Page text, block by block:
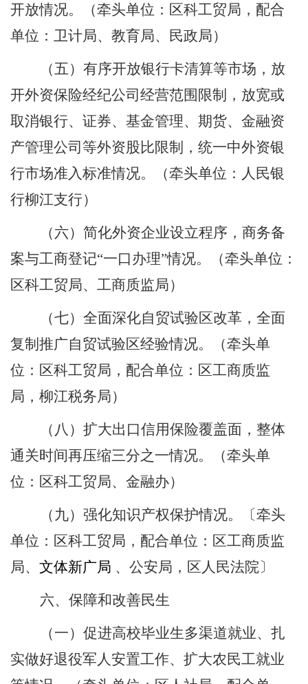
开放情况。
（牵头单位：区科工贸局，配合
单位：卫计局、教育局、民政局）
（五）有序开放银行卡清算等市场，放
开外资保险经纪公司经营范围限制，放宽或
取消银行、证券、基金管理、期货、金融资
产管理公司等外资股比限制，统一中外资银
行市场准入标准情况。
（牵头单位：人民银
行柳江支行）
（六）简化外资企业设立程序，商务备
案与工商登记“一口办理”情况。
（牵头单位：
区科工贸局、工商质监局）
（七）全面深化自贸试验区改革，全面
复制推广自贸试验区经验情况。
（牵头单
位：区科工贸局，配合单位：区工商质监
局，柳江税务局）
（八）扩大出口信用保险覆盖面，整体
通关时间再压缩三分之一情况。
（牵头单
位：区科工贸局、金融办）
（九）强化知识产权保护情况。
〔牵头
单位：区科工贸局，配合单位：区工商质监
局、 文体新广局 、公安局，区人民法院〕
六、保障和改善民生
（一）促进高校毕业生多渠道就业、扎
实做好退役军人安置工作、扩大农民工就业